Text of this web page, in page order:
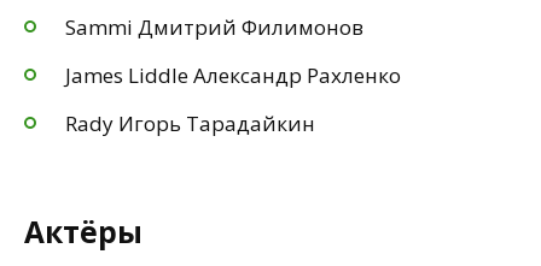
Sammi Дмитрий Филимонов
James Liddle Александр Рахленко
Rady Игорь Тарадайкин
Актёры